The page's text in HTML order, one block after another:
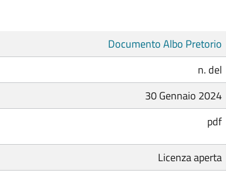
Documento Albo Pretorio
n. del
30 Gennaio 2024
pdf
Licenza aperta